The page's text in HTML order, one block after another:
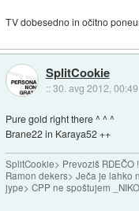
TV dobesedno in očitno
SplitCookie
::30. avg 2012, 00:49
Pure gold right there ^ ^ ^
Brane22 in Karaya52 ++
SplitCookie> Prevoziš
Ramon dekers> Ječa je lahko
jype> CPP ne spoštujem